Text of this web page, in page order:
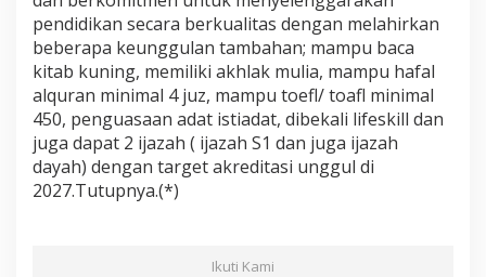
pendidikan secara berkualitas dengan melahirkan
beberapa keunggulan tambahan; mampu baca
kitab kuning, memiliki akhlak mulia, mampu hafal
alquran minimal 4 juz, mampu toefl/ toafl minimal
450, penguasaan adat istiadat, dibekali lifeskill dan
juga dapat 2 ijazah ( ijazah S1 dan juga ijazah
dayah) dengan target akreditasi unggul di
2027.Tutupnya.(*)
Ikuti Kami